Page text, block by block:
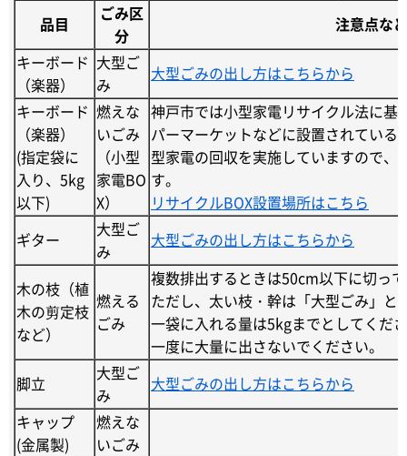
品目
ごみ区
分
注意点など
キーボード
（楽器）
大型ご
み
大型ごみの出し方はこちらから
キーボード
（楽器）
(指定袋に
入り、5kg
以下)
燃えな
いごみ
（小型
家電BO
X）
神戸市では小型家電リサイクル法に基
パーマーケットなどに設置されている
型家電の回収を実施していますので、
す。
リサイクルBOX設置場所はこちら
ギター
大型ご
み
大型ごみの出し方はこちらから
木の枝（植
木の剪定枝
など）
燃える
ごみ
複数排出するときは50cm以下に切っ
ただし、太い枝・幹は「大型ごみ」と
一袋に入れる量は5kgまでとしてくだ
一度に大量に出さないでください。
脚立
大型ご
み
大型ごみの出し方はこちらから
キャップ
(金属製)
燃えな
いごみ